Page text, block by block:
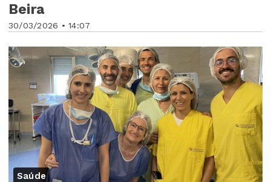
30/03/2026 • 14:07
Beira
Saúde